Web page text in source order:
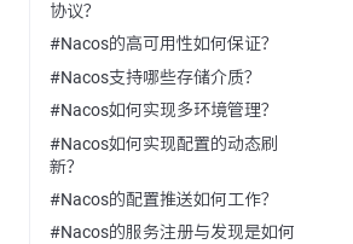
协议？
#Nacos的高可用性如何保证？
#Nacos支持哪些存储介质？
#Nacos如何实现多环境管理？
#Nacos如何实现配置的动态刷
新？
#Nacos的配置推送如何工作？
#Nacos的服务注册与发现是如何